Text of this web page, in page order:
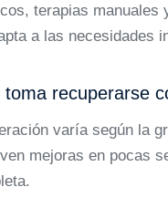
terapias
a las necesidades
recuperarse
varía según la
mejoras en pocas